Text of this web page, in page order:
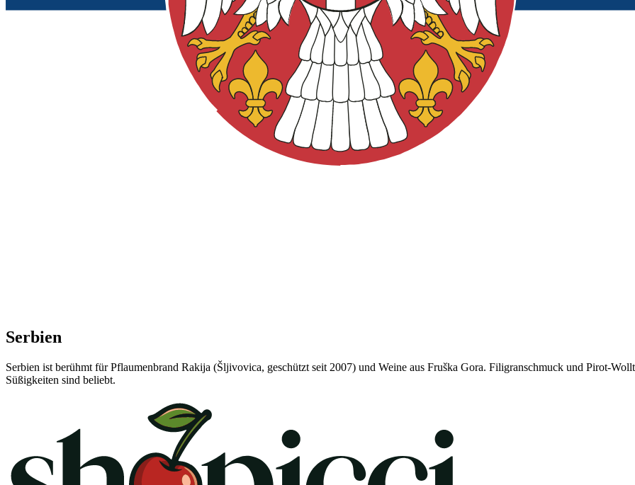
Serbien
Serbien ist berühmt für Pflaumenbrand Rakija (Šljivovica, geschützt seit 2007) und Weine aus Fruška Gora. Filigranschmuck und Pirot-
Süßigkeiten sind beliebt.